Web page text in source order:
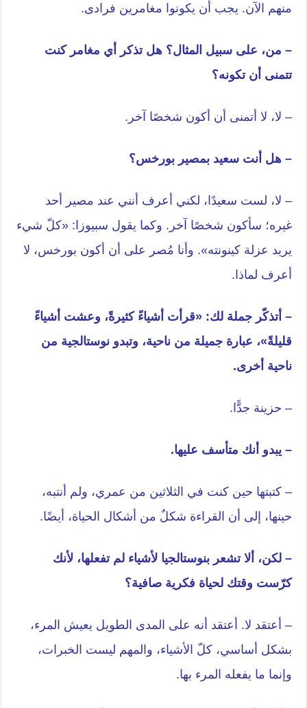
منهم الآن. يجب أن يكونوا مغامرين فرادى.
– من، على سبيل المثال؟ هل تذكر أي مغامر كنت
تتمنى أن تكونه؟
– لا، لا أتمنى أن أكون شخصًا آخر.
– هل أنت سعيد بمصير بورخس؟
– لا، لست سعيدًا، لكني أعرف أنني عند مصير أحد
غيره؛ سأكون شخصًا آخر. وكما يقول سبيوزا: «كلّ شيء
يريد عزلة كينونته». وأنا مُصر على أن أكون بورخس، لا
أعرف لماذا.
– أتذكّر جملة لك: «قرأت أشياءً كثيرةً، وعشت أشياءً
قليلةً»، عبارة جميلة من ناحية، وتبدو نوستالجية من
ناحية أخرى.
– حزينة جدًّا.
– يبدو أنك متأسف عليها.
– كتبتها حين كنت في الثلاثين من عمري، ولم أنتبه،
حينها، إلى أن القراءة شكلٌ من أشكال الحياة، أيضًا.
– لكن، ألا تشعر بنوستالجيا لأشياء لم تفعلها، لأنك
كرّست وقتك لحياة فكرية صافية؟
– أعتقد لا. أعتقد أنه على المدى الطويل يعيش المرء،
بشكل أساسي، كلّ الأشياء، والمهم ليست الخبرات،
وإنما ما يفعله المرء بها.